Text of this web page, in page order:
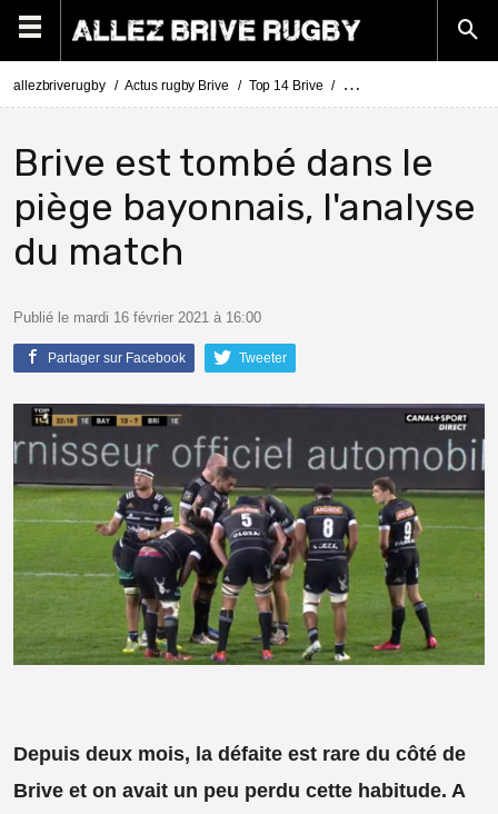
allezbriverugby Actus rugby Brive Top 14 Brive Top 14 Bayonne - Brive :
Brive est tombé dans le
piège bayonnais, l'analyse
du match
Publié le mardi 16 février 2021 à 16:00
Partager sur Facebook Tweeter
Depuis deux mois, la défaite est rare du côté de
Brive et on avait un peu perdu cette habitude. A